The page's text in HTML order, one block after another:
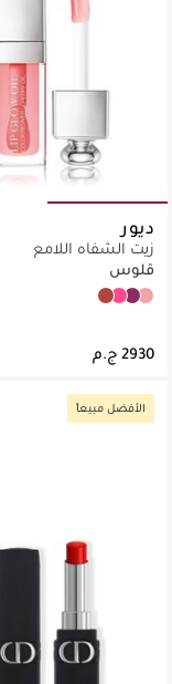
ديور
زيت الشفاه اللامع
قلوس
001 Pink
006 Berry
007_raspberry
012 Rose Wood
الأفضل مبيعاً